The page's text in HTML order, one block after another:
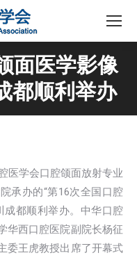
面医学影像
都顺利举办
医学会口腔颌面放射专业
承办的“第16次全国口腔
成都顺利举办。中华口腔
华西口腔医院副院长杨征
委王虎教授出席了开幕式